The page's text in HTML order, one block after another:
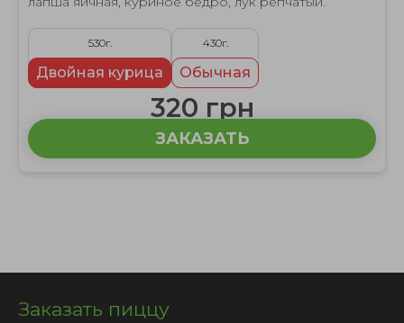
530г.
Двойная курица
430г.
Обычная
320 грн
ЗАКАЗАТЬ
Заказать пиццу